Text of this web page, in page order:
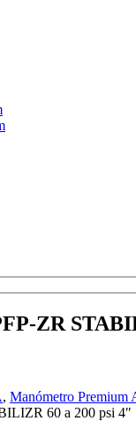
ZR
, Manómetro Premium
60 a 200 psi 4″